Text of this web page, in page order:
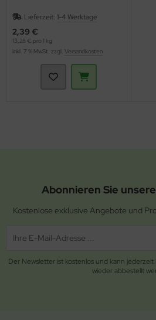
Lieferzeit: 1-4 Werktage
2,39 €
13,28 € pro 1 kg
inkl. 7 % MwSt. zzgl. Versandkosten
Abonnieren Sie
Kostenlose exklusive Angebote und
Der Newsletter ist kostenlos und kann
wieder abbestellt